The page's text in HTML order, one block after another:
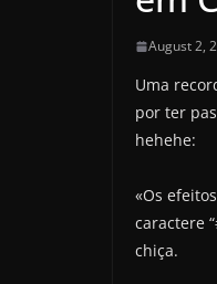
August 2,
Uma
por ter
hehehe:
«Os
caractere
chiça.